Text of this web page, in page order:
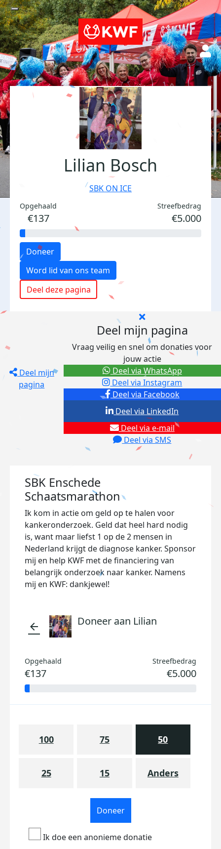
Lilian Bosch
SBK ON ICE
Opgehaald
€137
Streefbedrag
€5.000
Doneer
Word lid van ons team
Deel deze pagina
Deel mijn
pagina
Deel mijn pagina
Vraag veilig en snel om donaties voor
jouw actie
Deel via Facebook
Deel via Instagram
Deel via e-mail
Deel via SMS
Deel via LinkedIn
Deel via WhatsApp
SBK Enschede
Schaatsmarathon
Ik kom in actie om geld op te halen voor
kankeronderzoek. Geld dat heel hard nodig
is, want maar liefst 1 op de 2 mensen in
Nederland krijgt de diagnose kanker. Sponsor
mij en help KWF met de financiering van
belangrijk onderzoek naar kanker. Namens
mij en KWF: dankjewel!
arrow_back Doneer aan Lilian
Opgehaald
€137
Streefbedrag
€5.000
100 75 50
25 15 Anders
Doneer
Ik doe een anonieme donatie